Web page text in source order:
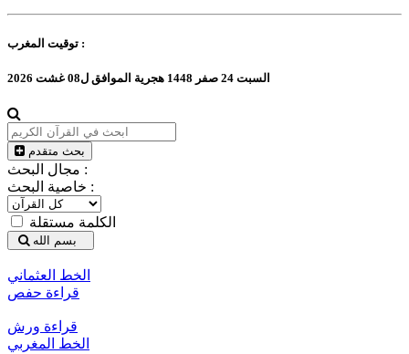
توقيت المغرب :
السبت 24 صفر 1448 هجرية الموافق ل08 غشت 2026
بحث متقدم
مجال البحث :
خاصية البحث :
الكلمة مستقلة
الخط العثماني
قراءة حفص
قراءة ورش
الخط المغربي